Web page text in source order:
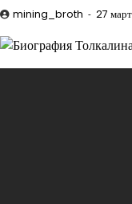
mining_broth 27